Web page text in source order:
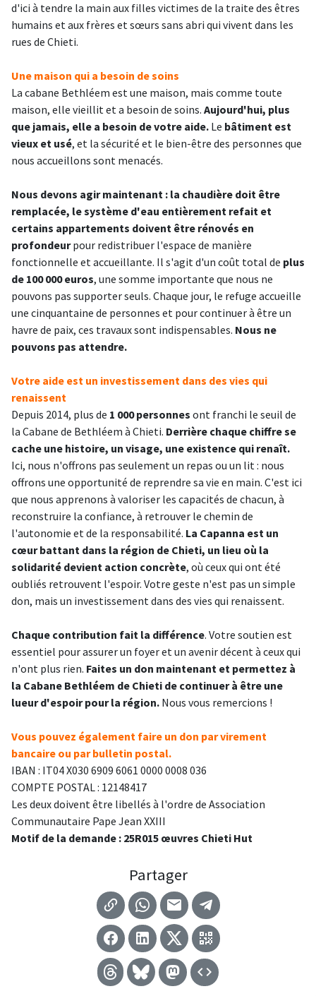
d'ici à tendre la main aux filles victimes de la traite des êtres
humains et aux frères et sœurs sans abri qui vivent dans les
rues de Chieti.
Une maison qui a besoin de soins
La cabane Bethléem est une maison, mais comme toute
maison, elle vieillit et a besoin de soins. Aujourd'hui, plus
que jamais, elle a besoin de votre aide. Le bâtiment est
vieux et usé, et la sécurité et le bien-être des personnes que
nous accueillons sont menacés.
Nous devons agir maintenant : la chaudière doit être
remplacée, le système d'eau entièrement refait et
certains appartements doivent être rénovés en
profondeurpour redistribuer l'espace de manière
fonctionnelle et accueillante. Il s'agit d'un coût total de plus
de 100 000 euros, une somme importante que nous ne
pouvons pas supporter seuls. Chaque jour, le refuge accueille
une cinquantaine de personnes et pour continuer à être un
havre de paix, ces travaux sont indispensables. Nous ne
pouvons pas attendre.
Votre aide est un investissement dans des vies qui
renaissent
Depuis 2014, plus de 1 000 personnes ont franchi le seuil de
la Cabane de Bethléem à Chieti. Derrière chaque chiffre se
cache une histoire, un visage, une existence qui renaît.
Ici, nous n'offrons pas seulement un repas ou un lit : nous
offrons une opportunité de reprendre sa vie en main. C'est ici
que nous apprenons à valoriser les capacités de chacun, à
reconstruire la confiance, à retrouver le chemin de
l'autonomie et de la responsabilité. La Capanna est un
cœur battant dans la région de Chieti, un lieu où la
solidarité devient action concrète, où ceux qui ont été
oubliés retrouvent l'espoir. Votre geste n'est pas un simple
don, mais un investissement dans des vies qui renaissent.
Chaque contribution fait la différence. Votre soutien est
essentiel pour assurer un foyer et un avenir décent à ceux qui
n'ont plus rien. Faites un don maintenant et permettez à
la Cabane Bethléem de Chieti de continuer à être une
lueur d'espoir pour la région. Nous vous remercions !
Vous pouvez également faire un don par virement
bancaire ou par bulletin postal.
IBAN : IT04 X030 6909 6061 0000 0008 036
COMPTE POSTAL : 12148417
Les deux doivent être libellés à l'ordre de Association
Communautaire Pape Jean XXIII
Motif de la demande : 25R015 œuvres Chieti Hut
Partager